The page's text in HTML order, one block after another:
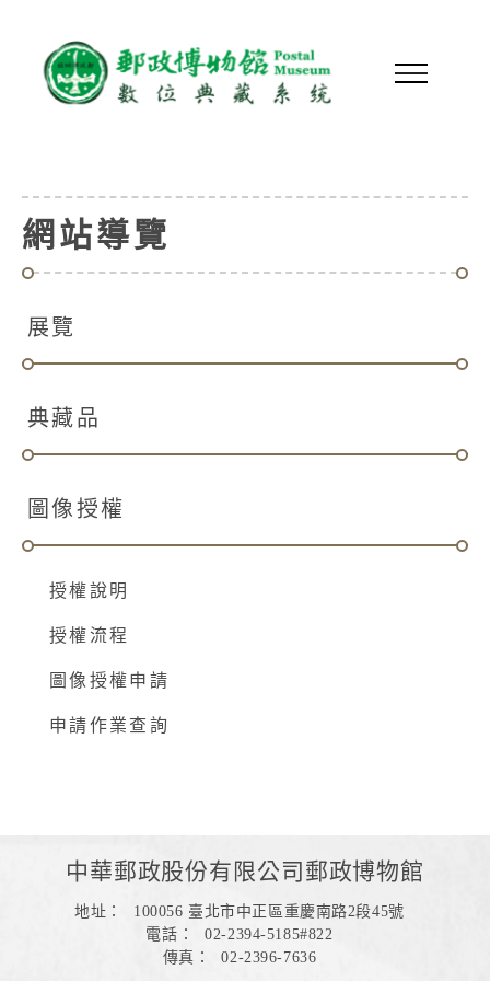
網站導覽
展覽
典藏品
圖像授權
授權說明
授權流程
圖像授權申請
申請作業查詢
中華郵政股份有限公司郵政博物館
地址：
100056 臺北市中正區重慶南路2段45號
電話：
02-2394-5185#822
傳真：
02-2396-7636